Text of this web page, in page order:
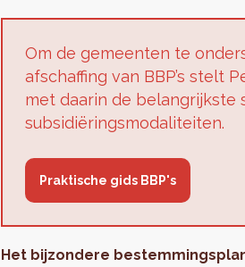
Om de gemeenten te
afschaffing van BBP’s stelt
met daarin de
subsidiëringsmodaliteiten.
Praktische gids BBP's
Het bijzondere